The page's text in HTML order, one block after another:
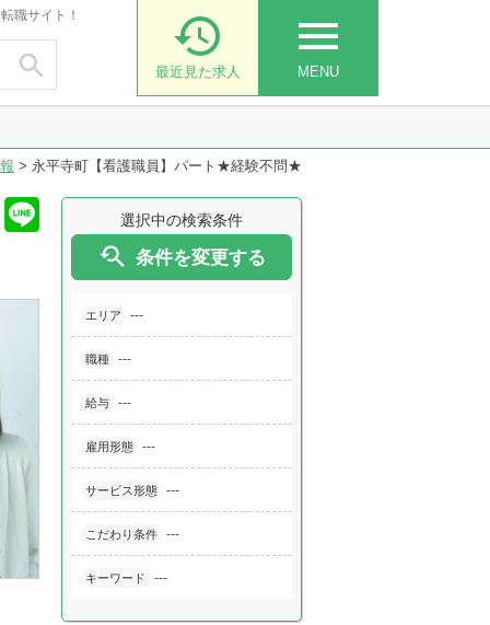
職サイト！

menu
MENU

最近見た求人
> 永平寺町【看護職員】パート★経験不問★
選択中の検索条件
 条件を変更する
エリア ---
職種 ---
給与 ---
雇用形態 ---
サービス形態 ---
こだわり条件 ---
キーワード ---